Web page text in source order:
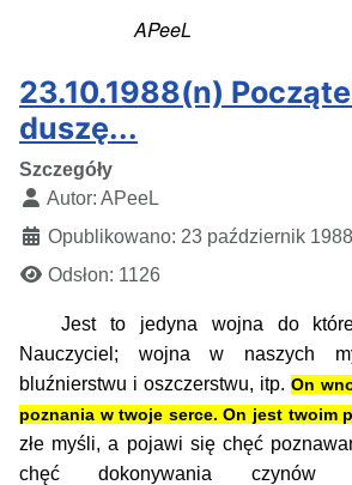
APeeL
23.10.1988(n)
duszę...
Szczegóły
Autor: APeeL
Opublikowano: 23 październik 1988
Odsłon: 1126
Jest to jedyna wojna do
Nauczyciel; wojna w naszych
bluźnierstwu i oszczerstwu, itp. On
poznania w twoje serce. On jest twoim
złe myśli, a pojawi się chęć
chęć dokonywania czynów